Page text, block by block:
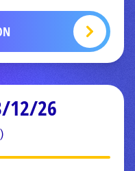
12/26